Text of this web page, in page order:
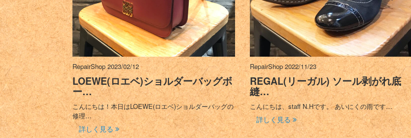
RepairShop2023/02/12
LOEWE(ロエベ)ショルダーバッグボ
ー…
こんにちは！本日はLOEWE(ロエベ)ショルダーバッグの
修理…
詳しく見る
RepairShop2022/11/23
REGAL(リーガル) ソール剥がれ底
縫…
こんにちは、staff N.Hです。 あいにくの雨です…
詳しく見る